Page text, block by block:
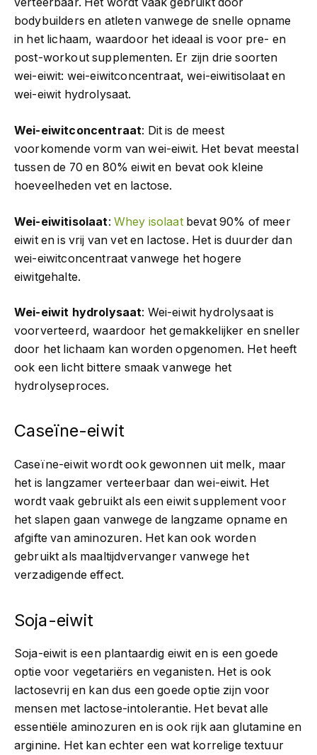
verteerbaar. Het wordt vaak gebruikt door
bodybuilders en atleten vanwege de snelle opname
in het lichaam, waardoor het ideaal is voor pre- en
post-workout supplementen. Er zijn drie soorten
wei-eiwit: wei-eiwitconcentraat, wei-eiwitisolaat en
wei-eiwit hydrolysaat.
Wei-eiwitconcentraat: Dit is de meest
voorkomende vorm van wei-eiwit. Het bevat meestal
tussen de 70 en 80% eiwit en bevat ook kleine
hoeveelheden vet en lactose.
Wei-eiwitisolaat: Whey isolaatbevat 90% of meer
eiwit en is vrij van vet en lactose. Het is duurder dan
wei-eiwitconcentraat vanwege het hogere
eiwitgehalte.
Wei-eiwit hydrolysaat: Wei-eiwit hydrolysaat is
voorverteerd, waardoor het gemakkelijker en sneller
door het lichaam kan worden opgenomen. Het heeft
ook een licht bittere smaak vanwege het
hydrolyseproces.
Caseïne-eiwit
Caseïne-eiwit wordt ook gewonnen uit melk, maar
het is langzamer verteerbaar dan wei-eiwit. Het
wordt vaak gebruikt als een eiwit supplement voor
het slapen gaan vanwege de langzame opname en
afgifte van aminozuren. Het kan ook worden
gebruikt als maaltijdvervanger vanwege het
verzadigende effect.
Soja-eiwit
Soja-eiwit is een plantaardig eiwit en is een goede
optie voor vegetariërs en veganisten. Het is ook
lactosevrij en kan dus een goede optie zijn voor
mensen met lactose-intolerantie. Het bevat alle
essentiële aminozuren en is ook rijk aan glutamine en
arginine. Het kan echter een wat korrelige textuur